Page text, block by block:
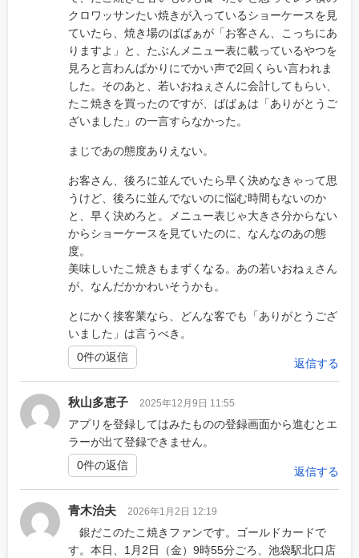
クロワッサンたい焼きが入っているショーケースを見
ていたら、焼き場のばばぁが「お客さん、こっちにあ
りますよ」と、たぶんメニュー表に載っているやつを
見ろと言わんばかりにでかい声で2回くらい言われま
した。そのあと、若いおねぇさんに会計してもらい、
たこ焼きを買ったのですが、ばばぁは「ありがとうご
ざいました」の一言すらなかった。
まじであの態度ありえない。
お客さん、後ろに並んでいたら早く決めなきゃって思
うけど、後ろに並んでないのに悩む時間もないのか
と、早く決めろと。メニュー表じゃ大きさ分からない
からショーケースを見ていたのに、なんなのあの態
度。
美味しいたこ焼きもまずくなる。あの若いおねぇさん
が、なんだかかわいそうかも。
とにかく接客業なら、どんな客でも「ありがとうござ
いました」は言うべき。
返信する
0件の返信
秋山多恵子 2025年12月9日 11:55
アプリを登録してはみたものの登録画面から進むとエ
ラーが出て登録できません。
返信する
0件の返信
青木治夫 2026年1月2日 12:19
銀だこのたこ焼きファンです。ゴールドカードで
す。本日、1月2日（金）9時55分ごろ、池袋駅北口店